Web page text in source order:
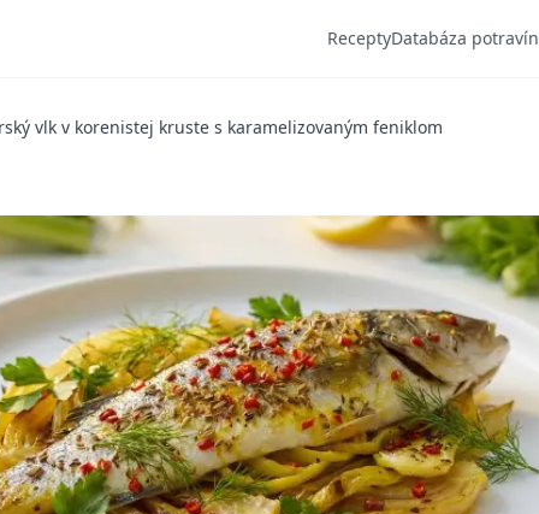
ReceptyDatabáza potravín
vlk v korenistej kruste s karamelizovaným feniklom